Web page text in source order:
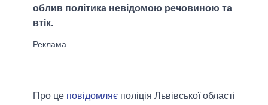
облив політика невідомою речовиною та
втік.
Про це повідомляє поліція Львівської області